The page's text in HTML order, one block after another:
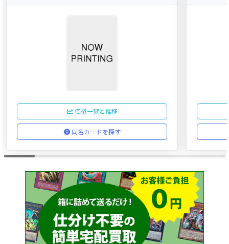
価格一覧と推移
同名カードを探す